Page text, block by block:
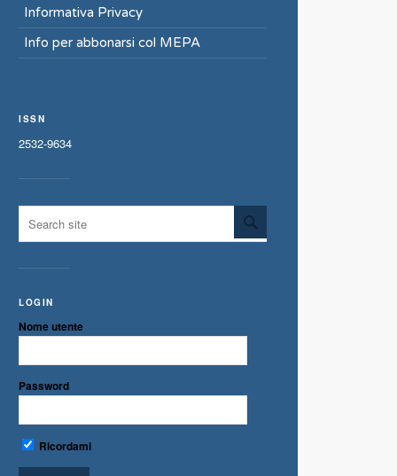
Informativa Privacy
Info per abbonarsi col MEPA
ISSN
2532-9634
LOGIN
Nome utente
Password
Ricordami